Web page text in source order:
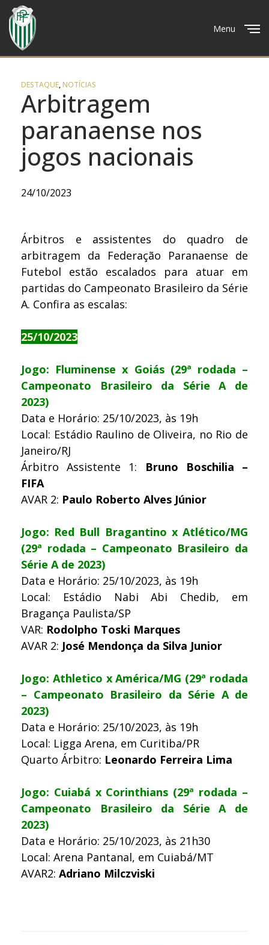
Menu
DESTAQUE,NOTÍCIAS
Arbitragem
paranaense nos
jogos nacionais
24/10/2023
Árbitros e assistentes do quadro de
arbitragem da Federação Paranaense de
Futebol estão escalados para atuar em
partidas do Campeonato Brasileiro da Série
A. Confira as escalas:
25/10/2023
Jogo: Fluminense x Goiás (29ª rodada –
Campeonato Brasileiro da Série A de
2023)
Data e Horário: 25/10/2023, às 19h
Local: Estádio Raulino de Oliveira, no Rio de
Janeiro/RJ
Árbitro Assistente 1: Bruno Boschilia –
FIFA
AVAR 2: Paulo Roberto Alves Júnior
Jogo: Red Bull Bragantino x Atlético/MG
(29ª rodada – Campeonato Brasileiro da
Série A de 2023)
Data e Horário: 25/10/2023, às 19h
Local: Estádio Nabi Abi Chedib, em
Bragança Paulista/SP
VAR: Rodolpho Toski Marques
AVAR 2: José Mendonça da Silva Junior
Jogo: Athletico x América/MG (29ª rodada
– Campeonato Brasileiro da Série A de
2023)
Data e Horário: 25/10/2023, às 19h
Local: Ligga Arena, em Curitiba/PR
Quarto Árbitro: Leonardo Ferreira Lima
Jogo: Cuiabá x Corinthians (29ª rodada –
Campeonato Brasileiro da Série A de
2023)
Data e Horário: 25/10/2023, às 21h30
Local: Arena Pantanal, em Cuiabá/MT
AVAR2: Adriano Milczviski